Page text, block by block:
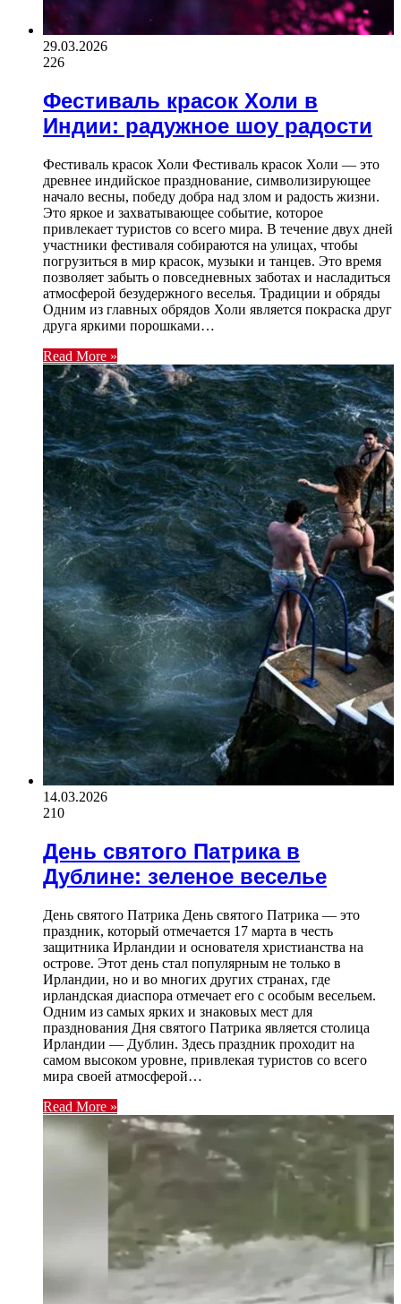
29.03.2026
226
Фестиваль красок Холи в
Индии: радужное шоу радости
Фестиваль красок Холи Фестиваль красок Холи — это
древнее индийское празднование, символизирующее
начало весны, победу добра над злом и радость жизни.
Это яркое и захватывающее событие, которое
привлекает туристов со всего мира. В течение двух дней
участники фестиваля собираются на улицах, чтобы
погрузиться в мир красок, музыки и танцев. Это время
позволяет забыть о повседневных заботах и насладиться
атмосферой безудержного веселья. Традиции и обряды
Одним из главных обрядов Холи является покраска друг
друга яркими порошками…
Read More »
14.03.2026
210
День святого Патрика в
Дублине: зеленое веселье
День святого Патрика День святого Патрика — это
праздник, который отмечается 17 марта в честь
защитника Ирландии и основателя христианства на
острове. Этот день стал популярным не только в
Ирландии, но и во многих других странах, где
ирландская диаспора отмечает его с особым весельем.
Одним из самых ярких и знаковых мест для
празднования Дня святого Патрика является столица
Ирландии — Дублин. Здесь праздник проходит на
самом высоком уровне, привлекая туристов со всего
мира своей атмосферой…
Read More »